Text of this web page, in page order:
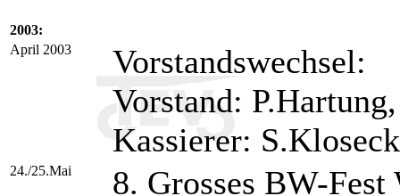
2003:
April 2003
Vorstandswechsel:
Vorstand:
Kassierer:
24./25.Mai 8. Grosses BW-